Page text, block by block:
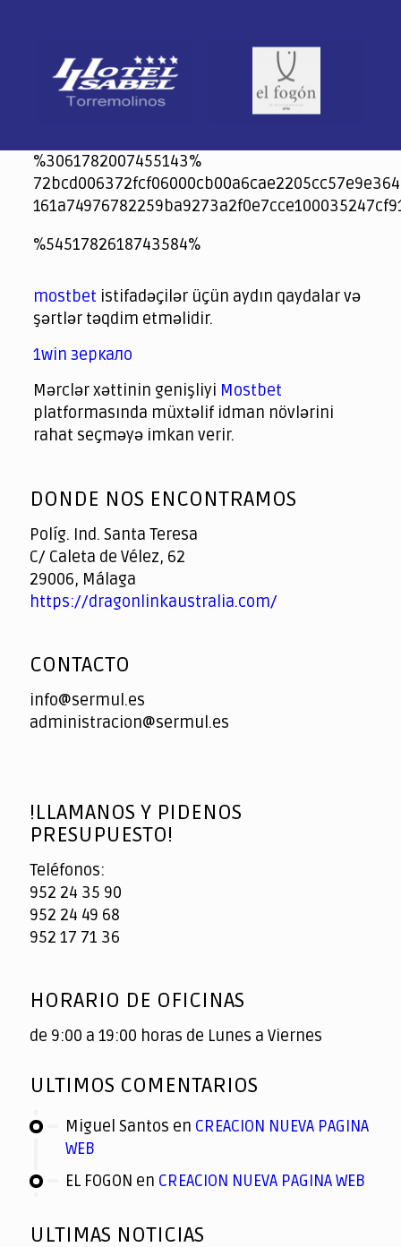
%3061782007455143%
jeetcity
1xbet
jeet city casino
%5451782618743584%
spintiger
Avabet
Spinrise
Crown Green
Crowngreen casino login
슈가 러쉬1000 슬롯
crazy time casino online
1xcasinozambia.com
codingworldnews.com
parimatch.kr
winorio
winorio casino
winorio
mostbet istifadəçilər üçün aydın qaydalar və
şərtlər təqdim etməlidir.
1win зеркало
Mərclər xəttinin genişliyi Mostbet
platformasında müxtəlif idman növlərini
rahat seçməyə imkan verir.
of
DONDE NOS ENCONTRAMOS
Políg. Ind. Santa Teresa
C/ Caleta de Vélez, 62
29006, Málaga
https://dragonlinkaustralia.com/
CONTACTO
info@sermul.es
administracion@sermul.es
!LLAMANOS Y PIDENOS
PRESUPUESTO!
Teléfonos:
952 24 35 90
952 24 49 68
952 17 71 36
HORARIO DE OFICINAS
de 9:00 a 19:00 horas de Lunes a Viernes
ULTIMOS COMENTARIOS
Miguel Santos en CREACION NUEVA PAGINA
WEB
EL FOGON en CREACION NUEVA PAGINA WEB
ULTIMAS NOTICIAS